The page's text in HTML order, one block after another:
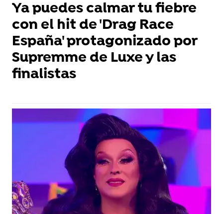
Ya puedes calmar tu fiebre
con el hit de 'Drag Race
España' protagonizado por
Supremme de Luxe y las
finalistas